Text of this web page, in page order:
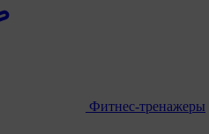
Фитнес-тренажеры